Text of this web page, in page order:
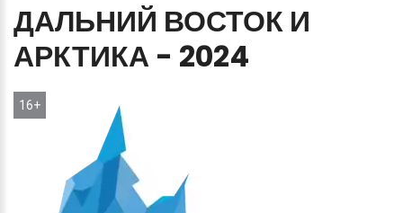
ДАЛЬНИЙ ВОСТОК И
АРКТИКА - 2024
16+